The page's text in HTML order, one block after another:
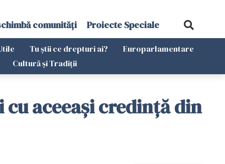
comunități Proiecte Speciale
Tu știi ce drepturi ai?
Europarlamentare
Cultură și Tradiții
aceeaşi credinţă din